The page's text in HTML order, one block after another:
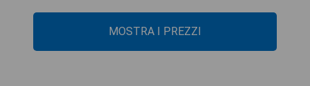
MOSTRA I PREZZI